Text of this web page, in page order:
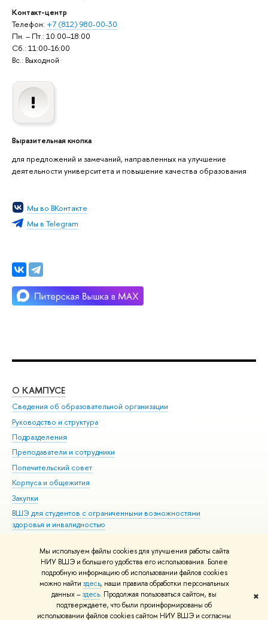
Мы используем файлы cookies для улучшения работы сайта
НИУ ВШЭ и большего удобства его использования. Более
подробную информацию об использовании файлов cookies
можно найти здесь, наши правила обработки персональных
данных –здесь. Продолжая пользоваться сайтом, вы
подтверждаете, что были проинформированы об
использовании файлов cookies сайтом НИУ ВШЭ и согласны
✖
Контакт-центр
Телефон: +7 (812) 980-00-30
Пн. – Пт.: 10:00–18:00
Сб.: 11:00-16:00
Вс.: Выходной
Выразительная кнопка
для предложений и замечаний, направленных на улучшение
деятельности университета и повышение качества образования
Мы во ВКонтакте
Мы в Telegram
О КАМПУСЕ
Сведения об образовательной организации
Руководство и структура
Подразделения
Преподаватели и сотрудники
Попечительский совет
Корпуса и общежития
Закупки
ВШЭ для студентов с ограниченными возможностями
здоровья и инвалидностью
Единая платежная страница
© НИУ ВШЭ 1993–2026 Адреса и контакты Условия использования